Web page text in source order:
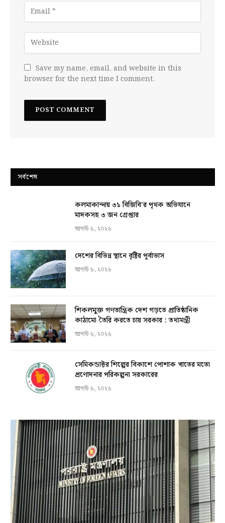
Save my name, email, and website in this
browser for the next time I comment.
সর্বশেষ
কলমাকান্দায় ৩১ বিজিবি’র পৃথক অভিযানে
মাদকসহ ৩ জন গ্রেপ্তার
আগস্ট ৬, ২০২৬
দেশের বিভিন্ন স্থানে বৃষ্টির পূর্বাভাস
আগস্ট ৬, ২০২৬
শিকলমুক্ত গণতান্ত্রিক দেশ গড়তে প্রাতিষ্ঠানিক
কাঠামো তৈরি করতে চায় সরকার : তথ্যমন্ত্রী
আগস্ট ৬, ২০২৬
সেমিকন্ডাক্টর শিল্পের বিকাশে পোশাক খাতের মতো
প্রণোদনার পরিকল্পনা সরকারের
আগস্ট ৬, ২০২৬